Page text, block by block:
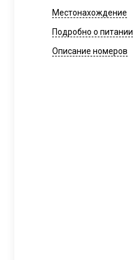
Местонахождение
Подробно о питании
Описание номеров